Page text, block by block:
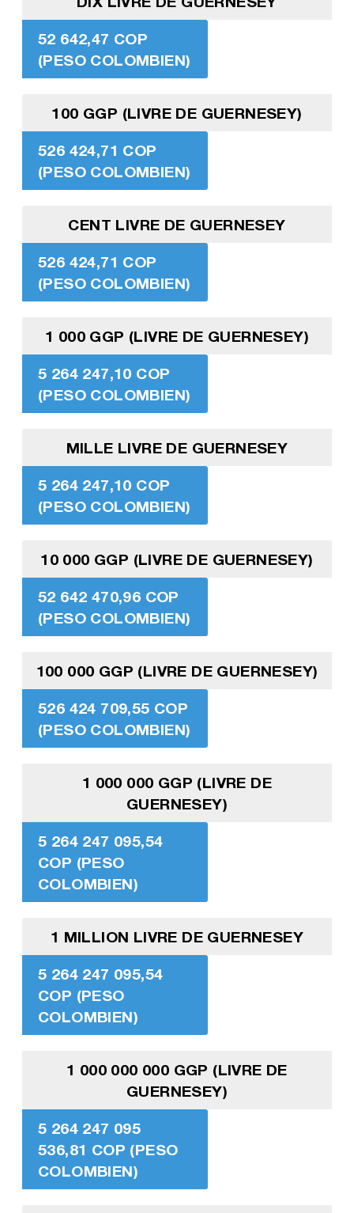
52 642,47 COP
(PESO COLOMBIEN)
100 GGP (LIVRE DE GUERNESEY)
526 424,71 COP
(PESO COLOMBIEN)
CENT LIVRE DE GUERNESEY
526 424,71 COP
(PESO COLOMBIEN)
1 000 GGP (LIVRE DE GUERNESEY)
5 264 247,10 COP
(PESO COLOMBIEN)
MILLE LIVRE DE GUERNESEY
5 264 247,10 COP
(PESO COLOMBIEN)
10 000 GGP (LIVRE DE GUERNESEY)
52 642 470,96 COP
(PESO COLOMBIEN)
100 000 GGP (LIVRE DE GUERNESEY)
526 424 709,55 COP
(PESO COLOMBIEN)
1 000 000 GGP (LIVRE DE
GUERNESEY)
5 264 247 095,54
COP (PESO
COLOMBIEN)
1 MILLION LIVRE DE GUERNESEY
5 264 247 095,54
COP (PESO
COLOMBIEN)
1 000 000 000 GGP (LIVRE DE
GUERNESEY)
5 264 247 095
536,81 COP (PESO
COLOMBIEN)